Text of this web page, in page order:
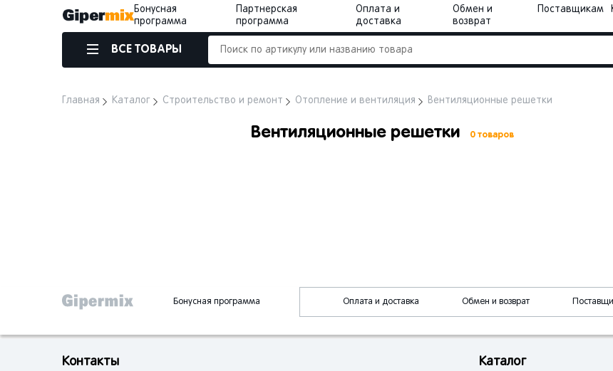
Бонусная
программа
Партнерская
программа
Оплата и
доставка
Обмен и
возврат
Поставщикам
ВСЕ ТОВАРЫ
Главная Каталог Строительство и ремонт Отопление и вентиляция Вентиляционные решетки
Вентиляционные решетки 0 товаров
Бонусная программа Оплата и доставка Обмен и возврат
Контакты Каталог